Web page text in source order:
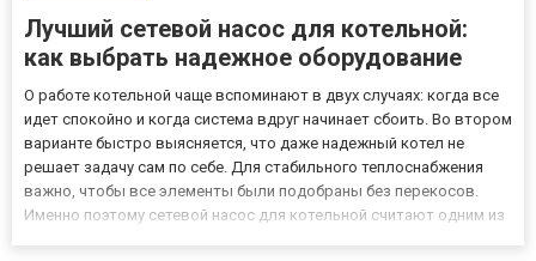
Лучший сетевой насос для котельной:
как выбрать надежное оборудование
О работе котельной чаще вспоминают в двух случаях: когда все
идет спокойно и когда система вдруг начинает сбоить. Во втором
варианте быстро выясняется, что даже надежный котел не
решает задачу сам по себе. Для стабильного теплоснабжения
важно, чтобы все элементы были подобраны без перекосов.
Именно поэтому сетевой насос для котельной считают одним из